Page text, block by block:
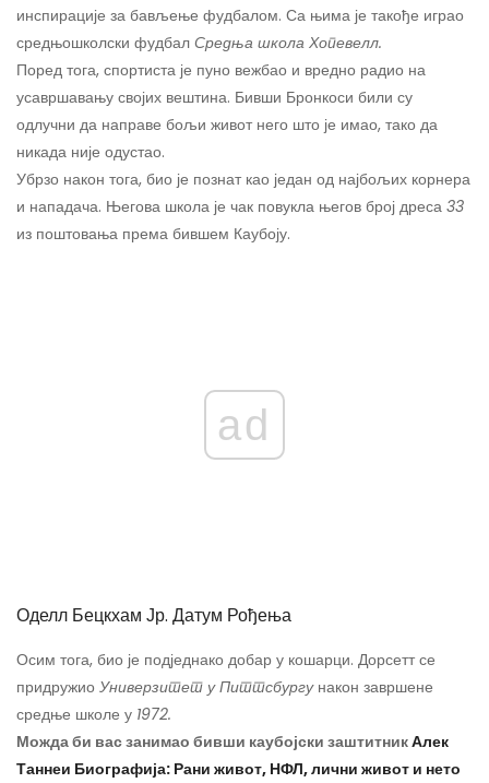
инспирације за бављење фудбалом. Са њима је такође играо
средњошколски фудбал Средња школа Хопевелл.
Поред тога, спортиста је пуно вежбао и вредно радио на
усавршавању својих вештина. Бивши Бронкоси били су
одлучни да направе бољи живот него што је имао, тако да
никада није одустао.
Убрзо након тога, био је познат као један од најбољих корнера
и нападача. Његова школа је чак повукла његов број дреса 33
из поштовања према бившем Каубоју.
ad
Оделл Бецкхам Јр. Датум Рођења
Осим тога, био је подједнако добар у кошарци. Дорсетт се
придружио Универзитет у Питтсбургунакон завршене
средње школе у 1972.
Можда би вас занимао бивши каубојски заштитникАлек
Таннеи Биографија: Рани живот, НФЛ, лични живот и нето